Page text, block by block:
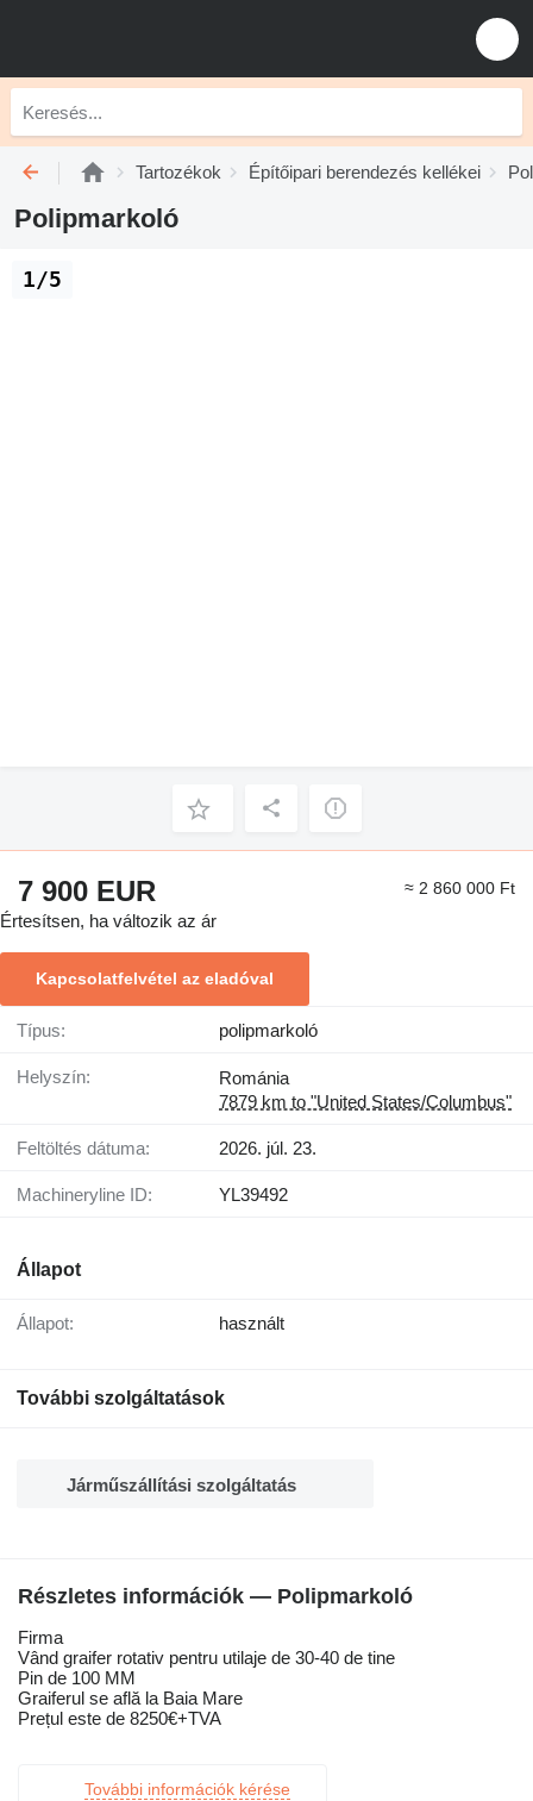
Tartozékok Építőipari berendezés kellékei
Polipmarkoló
1/5
7 900 EUR ≈ 2 860 000 Ft
Értesítsen, ha változik az ár
Kapcsolatfelvétel az eladóval
Típus: polipmarkoló
Helyszín:
Románia
7879 km to "United States/Columbus"
Feltöltés dátuma: 2026. júl. 23.
Machineryline ID: YL39492
Állapot
Állapot: használt
További szolgáltatások
Járműszállítási szolgáltatás
Részletes információk — Polipmarkoló
Firma
Vând graifer rotativ pentru utilaje de 30-40 de tine
Pin de 100 MM
Graiferul se află la Baia Mare
Prețul este de 8250€+TVA
További információk kérése